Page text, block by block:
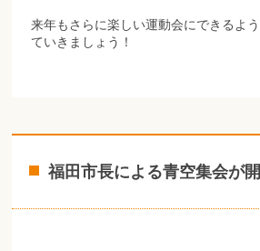
来年もさらに楽しい運動会にできるよ
ていきましょう！
福田市長による青空集会が